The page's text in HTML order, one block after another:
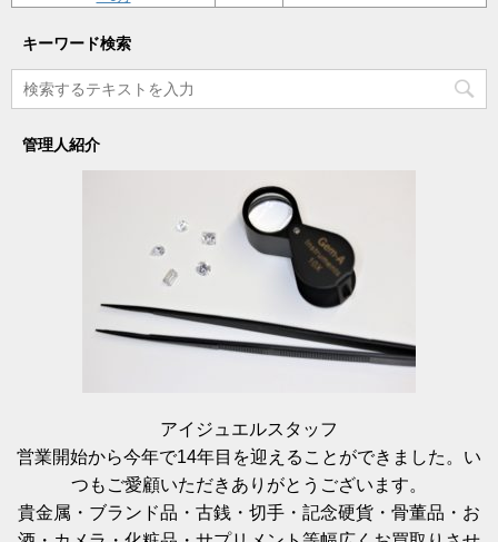
キーワード検索
管理人紹介
アイジュエルスタッフ
営業開始から今年で14年目を迎えることができました。い
つもご愛顧いただきありがとうございます。
貴金属・ブランド品・古銭・切手・記念硬貨・骨董品・お